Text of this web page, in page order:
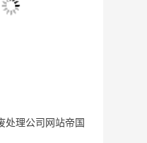
处理公司网站帝国